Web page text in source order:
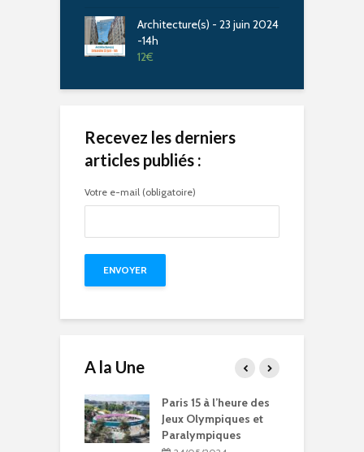
Architecture(s) - 23 juin 2024
-14h
12€
Recevez les derniers
articles publiés :
Votre e-mail (obligatoire)
A la Une
Compétitions, flamme
olympique… les Jeux
Olympiques et